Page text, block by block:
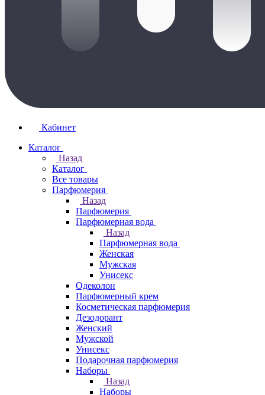
Кабинет
Каталог
Назад
Каталог
Все товары
Парфюмерия
Назад
Парфюмерия
Парфюмерная вода
Назад
Парфюмерная вода
Женская
Мужская
Унисекс
Одеколон
Парфюмерный крем
Косметическая парфюмерия
Дезодорант
Женский
Мужской
Унисекс
Подарочная парфюмерия
Наборы
Назад
Наборы